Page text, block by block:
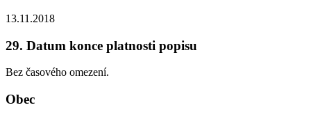
13.11.2018
29. Datum konce platnosti popisu
Bez časového omezení.
Obec